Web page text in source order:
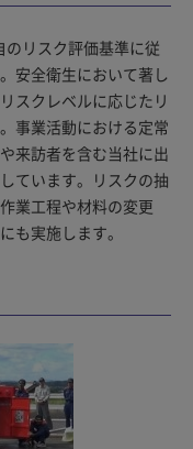
リスク評価基準に従
安全衛生において著し
スクレベルに応じたリ
事業活動における定常
来訪者を含む当社に出
ています。リスクの抽
業工程や材料の変更
も実施します。